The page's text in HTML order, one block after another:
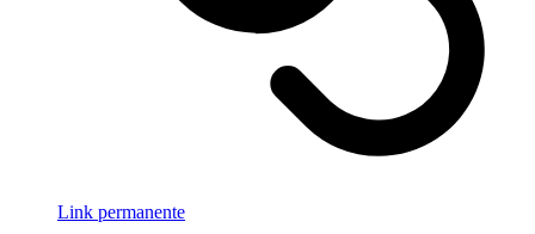
Link permanente